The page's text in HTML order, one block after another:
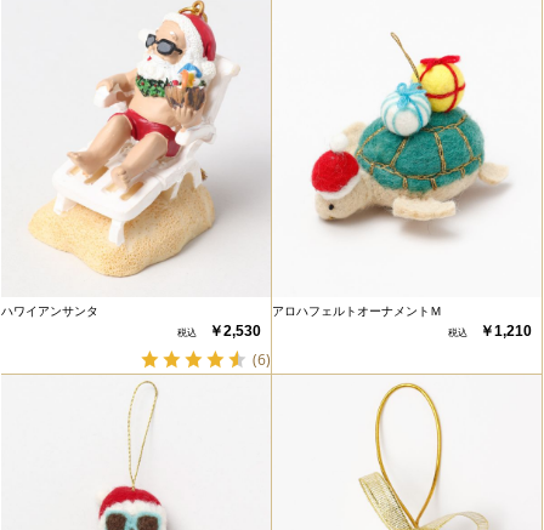
ハワイアンサンタ
￥2,530
(6)
アロハフェルトオーナメントＭ
￥1,210